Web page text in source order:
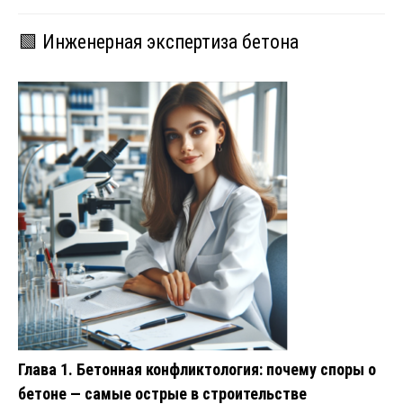
🟩 Инженерная экспертиза бетона
Глава 1. Бетонная конфликтология: почему споры о
бетоне — самые острые в строительстве